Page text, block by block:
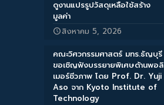
ดูงานแปรรูปวัสดุเหลือใช้สร้าง
มูลค่า
สิงหาคม 5, 2026
คณะวิศวกรรมศาสตร์ มทร.ธัญบุรี
ขอเชิญฟังบรรยายพิเศษด้านพอลิ
เมอร์ชีวภาพ โดย Prof. Dr. Yuji
Aso จาก Kyoto Institute of
Technology